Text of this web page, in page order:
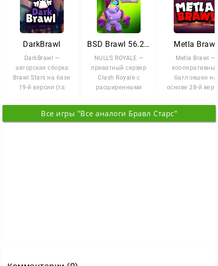
DarkBrawl
DarkBrawl —
авторская сборка
Brawl Stars на базе
19-й версии (та
Тик).
BSD Brawl 56.274 с Клэнси и Берри
NULL'S ROYALE —
приватный сервер
Clash Royale с
расширенными
получаете полную
Metla Brawl
Metla Brawl —
батл-экшен на
основе 28-й
самой, где в
Все игры "Все аналоги Бравл Старс"